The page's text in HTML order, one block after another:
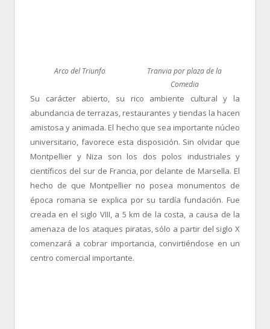
Arco del Triunfo
Tranvia por plaza de la
Comedia
Su carácter abierto, su rico ambiente cultural y la
abundancia de terrazas, restaurantes y tiendas la hacen
amistosa y animada. El hecho que sea importante núcleo
universitario, favorece esta disposición. Sin olvidar que
Montpellier y Niza son los dos polos industriales y
científicos del sur de Francia, por delante de Marsella. El
hecho de que Montpellier no posea monumentos de
época romana se explica por su tardía fundación. Fue
creada en el siglo VIII, a 5 km de la costa, a causa de la
amenaza de los ataques piratas, sólo a partir del siglo X
comenzará a cobrar importancia, convirtiéndose en un
centro comercial importante.